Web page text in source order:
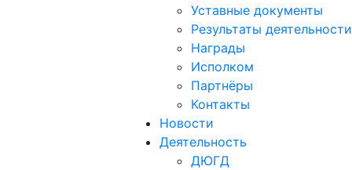
Уставные документы
Результаты деятельности
Награды
Исполком
Партнёры
Контакты
Новости
Деятельность
ДЮГД